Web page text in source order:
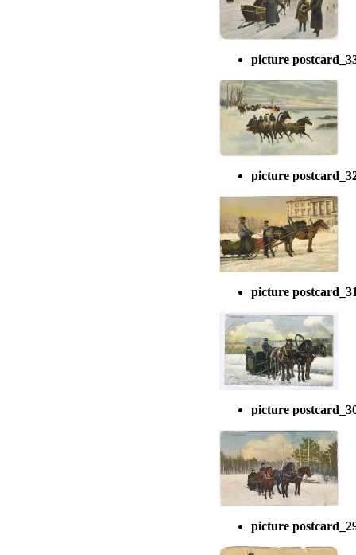
picture
picture
picture
picture
picture